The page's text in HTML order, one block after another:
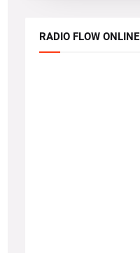
RADIO FLOW ONLINE